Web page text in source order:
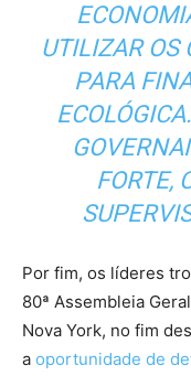
UTILIZAR OS
PARA
FORTE,
Por fim, os líderes
80ª Assembleia
Nova York, no fim
a oportunidade de